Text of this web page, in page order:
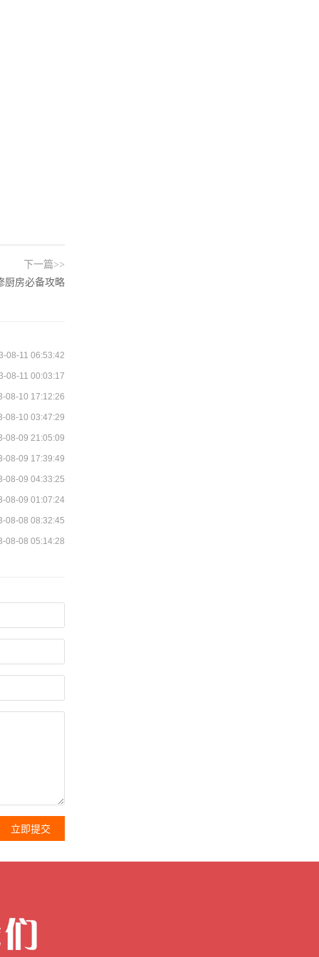
下一篇>>
厨房必备攻略
08-11 06:53:42
08-11 00:03:17
08-10 17:12:26
08-10 03:47:29
08-09 21:05:09
08-09 17:39:49
08-09 04:33:25
08-09 01:07:24
08-08 08:32:45
08-08 05:14:28